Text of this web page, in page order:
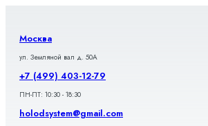
содержимому
Москва
ул. Земляной вал д. 50А
+7 (499) 403-12-79
ПН-ПТ: 10:30 - 18:30
holodsystem@gmail.com